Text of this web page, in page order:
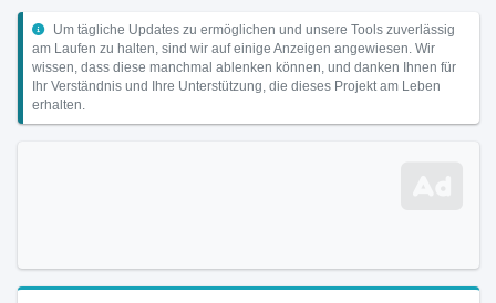
Um tägliche Updates zu ermöglichen und unsere Tools zuverlässig
am Laufen zu halten, sind wir auf einige Anzeigen angewiesen. Wir
wissen, dass diese manchmal ablenken können, und danken Ihnen für
Ihr Verständnis und Ihre Unterstützung, die dieses Projekt am Leben
erhalten.